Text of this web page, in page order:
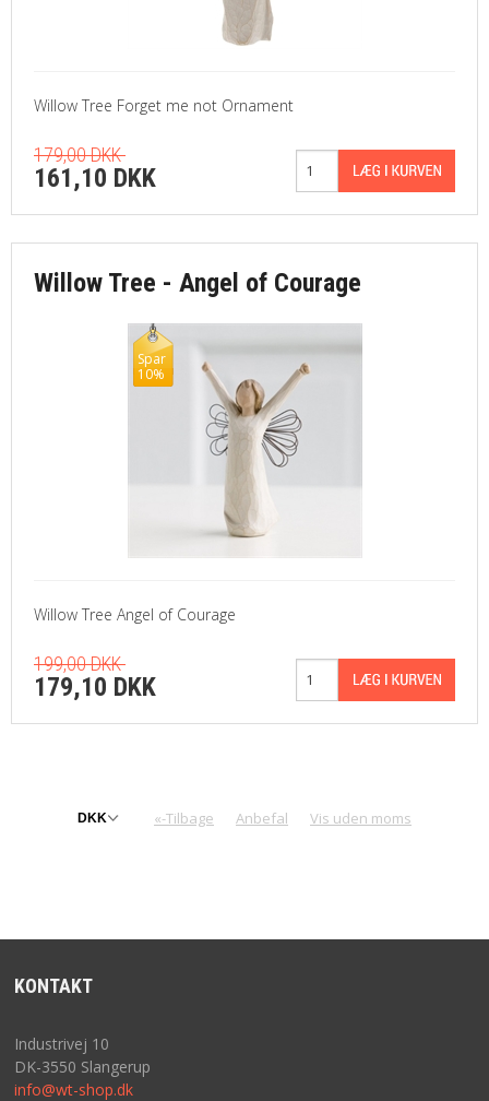
Willow Tree Forget me not Ornament
179,00 DKK
161,10 DKK
Willow Tree - Angel of Courage
Spar
10%
Willow Tree Angel of Courage
199,00 DKK
179,10 DKK
«-Tilbage Anbefal Vis uden moms
KONTAKT
Industrivej 10
DK-3550 Slangerup
info@wt-shop.dk